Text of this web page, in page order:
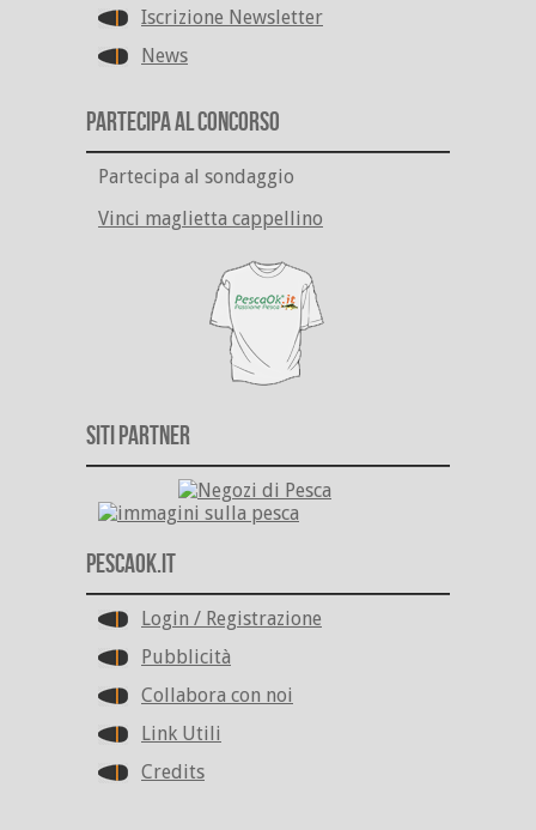
Iscrizione Newsletter
News
Partecipa al Concorso
Partecipa al sondaggio
Vinci maglietta cappellino
Siti Partner
PescaOk.it
Login / Registrazione
Pubblicità
Collabora con noi
Link Utili
Credits